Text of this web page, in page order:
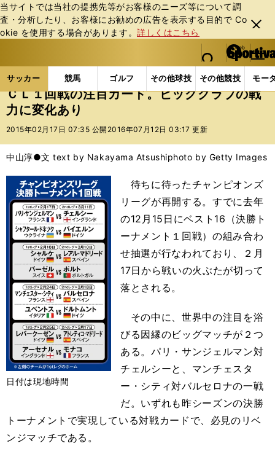
当サイトでは当社の提携先等がお客様のニーズ等について調
査・分析したり、お客様にお勧めの広告を表⽰する⽬的で Co
okie を使⽤する場合があります。詳しくはこちら
閉じ
る
web Sportiva (webスポルティーバ)
検索
マイペ
ー
ジ
メニュ
サッカー 競馬 ゴルフ その他球技 その他競技 モー
ス
ポ
ル
バ
サッカーの記事一覧 海外サッカー 海外サッカー
ＣＬ１回戦の注目カード。ビッグクラブの戦
力に変化あり
2015年02月17日 07:35 公開 2016年07月12日 03:17 更新
中山淳●文 text by Nakayama Atsushiphoto by Getty Images
日付は現地時間
待ちに待ったチャンピオンズ
リーグが再開する。すでに去年
の12月15日にベスト16（決勝ト
ーナメント１回戦）の組み合わ
せ抽選が行なわれており、２月
17日から戦いの火ぶたが切って
落とされる。
その中に、世界中の注目を浴
びる因縁のビッグマッチが２つ
ある。パリ・サンジェルマン対
チェルシーと、マンチェスタ
ー・シティ対バルセロナの一戦
だ。いずれも昨シーズンの決勝
トーナメントで実現している対戦カードで、必見のリベ
ンジマッチである。